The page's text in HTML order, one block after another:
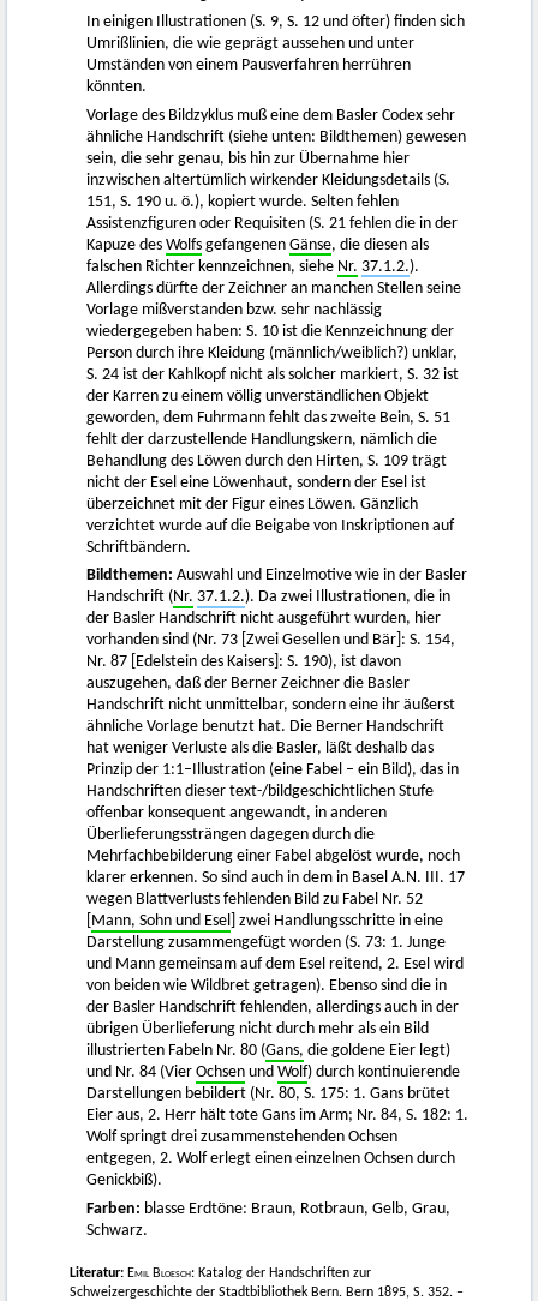
In einigen Illustrationen (S. 9, S. 12 und öfter) finden sich
Umrißlinien, die wie geprägt aussehen und unter
Umständen von einem Pausverfahren herrühren
könnten.
Vorlage des Bildzyklus muß eine dem Basler Codex sehr
ähnliche Handschrift (siehe unten: Bildthemen) gewesen
sein, die sehr genau, bis hin zur Übernahme hier
inzwischen altertümlich wirkender Kleidungsdetails (S.
151, S. 190 u. ö.), kopiert wurde. Selten fehlen
Assistenzfiguren oder Requisiten (S. 21 fehlen die in der
Kapuze des Wolfs gefangenen Gänse, die diesen als
falschen Richter kennzeichnen, siehe Nr. 37.1.2.).
Allerdings dürfte der Zeichner an manchen Stellen seine
Vorlage mißverstanden bzw. sehr nachlässig
wiedergegeben haben: S. 10 ist die Kennzeichnung der
Person durch ihre Kleidung (männlich/weiblich?) unklar,
S. 24 ist der Kahlkopf nicht als solcher markiert, S. 32 ist
der Karren zu einem völlig unverständlichen Objekt
geworden, dem Fuhrmann fehlt das zweite Bein, S. 51
fehlt der darzustellende Handlungskern, nämlich die
Behandlung des Löwen durch den Hirten, S. 109 trägt
nicht der Esel eine Löwenhaut, sondern der Esel ist
überzeichnet mit der Figur eines Löwen. Gänzlich
verzichtet wurde auf die Beigabe von Inskriptionen auf
Schriftbändern.
Bildthemen: Auswahl und Einzelmotive wie in der Basler
Handschrift (Nr. 37.1.2.). Da zwei Illustrationen, die in
der Basler Handschrift nicht ausgeführt wurden, hier
vorhanden sind (Nr. 73 [Zwei Gesellen und Bär]: S. 154,
Nr. 87 [Edelstein des Kaisers]: S. 190), ist davon
auszugehen, daß der Berner Zeichner die Basler
Handschrift nicht unmittelbar, sondern eine ihr äußerst
ähnliche Vorlage benutzt hat. Die Berner Handschrift
hat weniger Verluste als die Basler, läßt deshalb das
Prinzip der 1:1–Illustration (eine Fabel – ein Bild), das in
Handschriften dieser text-/bildgeschichtlichen Stufe
offenbar konsequent angewandt, in anderen
Überlieferungssträngen dagegen durch die
Mehrfachbebilderung einer Fabel abgelöst wurde, noch
klarer erkennen. So sind auch in dem in Basel A.N. III. 17
wegen Blattverlusts fehlenden Bild zu Fabel Nr. 52
Mann, Sohn und Esel ] zwei Handlungsschritte in eine
Darstellung zusammengefügt worden (S. 73: 1. Junge
und Mann gemeinsam auf dem Esel reitend, 2. Esel wird
von beiden wie Wildbret getragen). Ebenso sind die in
der Basler Handschrift fehlenden, allerdings auch in der
übrigen Überlieferung nicht durch mehr als ein Bild
illustrierten Fabeln Nr. 80 (Gans, die goldene Eier legt)
und Nr. 84 (Vier Ochsen und Wolf) durch kontinuierende
Darstellungen bebildert (Nr. 80, S. 175: 1. Gans brütet
Eier aus, 2. Herr hält tote Gans im Arm; Nr. 84, S. 182: 1.
Wolf springt drei zusammenstehenden Ochsen
entgegen, 2. Wolf erlegt einen einzelnen Ochsen durch
Genickbiß).
Farben: blasse Erdtöne: Braun, Rotbraun, Gelb, Grau,
Schwarz.
Literatur: Emil Bloesch: Katalog der Handschriften zur
Schweizergeschichte der Stadtbibliothek Bern. Bern 1895, S. 352. –